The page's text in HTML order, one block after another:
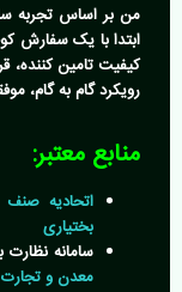
من بر اساس تجربه
ابتدا با یک سفارش
کیفیت تامین کننده،
رویکرد گام به گام،
منابع معتبر:
اتحادیه صنف
بختیاری
سامانه
معدن و تجارت